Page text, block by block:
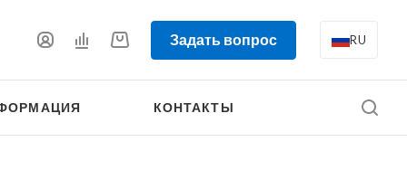
Задать вопрос RU
КОНТАКТЫ